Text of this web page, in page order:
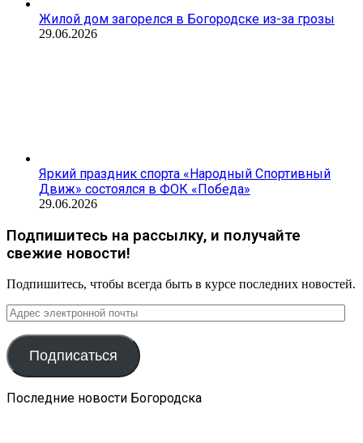
Жилой дом загорелся в Богородске из-за грозы
29.06.2026
Яркий праздник спорта «Народный Спортивный
Движ» состоялся в ФОК «Победа»
29.06.2026
Подпишитесь на рассылку, и получайте
свежие новости!
Подпишитесь, чтобы всегда быть в курсе последних новостей.
Адрес
электронной
почты
Подписаться
Последние новости Богородска